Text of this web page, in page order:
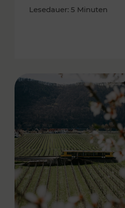
Lesedauer: 5 Minuten